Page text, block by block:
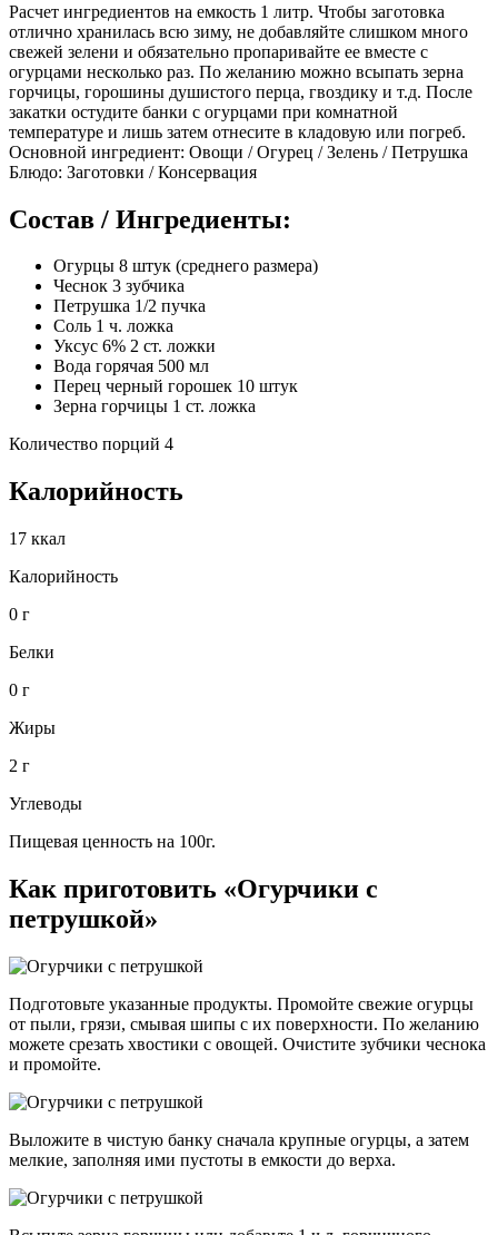
Расчет ингредиентов на емкость 1 литр. Чтобы заготовка
отлично хранилась всю зиму, не добавляйте слишком много
свежей зелени и обязательно пропаривайте ее вместе с
огурцами несколько раз. По желанию можно всыпать зерна
горчицы, горошины душистого перца, гвоздику и т.д. После
закатки остудите банки с огурцами при комнатной
температуре и лишь затем отнесите в кладовую или погреб.
Основной ингредиент: Овощи / Огурец / Зелень / Петрушка
Блюдо: Заготовки / Консервация
Состав / Ингредиенты:
Огурцы 8 штук (среднего размера)
Чеснок 3 зубчика
Петрушка 1/2 пучка
Соль 1 ч. ложка
Уксус 6% 2 ст. ложки
Вода горячая 500 мл
Перец черный горошек 10 штук
Зерна горчицы 1 ст. ложка
Количество порций 4
Калорийность
17 ккал
Калорийность
0 г
Белки
0 г
Жиры
2 г
Углеводы
Пищевая ценность на 100г.
Как приготовить «Огурчики с
петрушкой»
Подготовьте указанные продукты. Промойте свежие огурцы
от пыли, грязи, смывая шипы с их поверхности. По желанию
можете срезать хвостики с овощей. Очистите зубчики чеснока
и промойте.
Выложите в чистую банку сначала крупные огурцы, а затем
мелкие, заполняя ими пустоты в емкости до верха.